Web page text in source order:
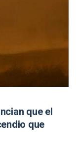
que el
que